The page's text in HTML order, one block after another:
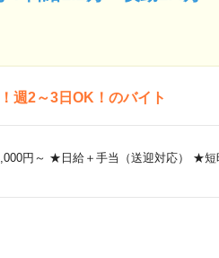
週2～3日OK！のバイト
円～ ★日給＋手当（送迎対応） ★短